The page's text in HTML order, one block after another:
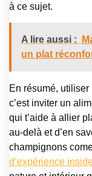
à ce sujet.
A lire aussi :
un plat
En résumé,
c’est inviter un
qui t’aide à allier
au-delà et d’en
champignons
d’expérience